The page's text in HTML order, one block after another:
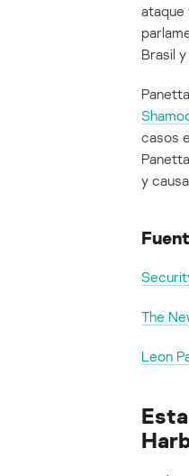
ataque
Brasil
casos
y
The
Leon